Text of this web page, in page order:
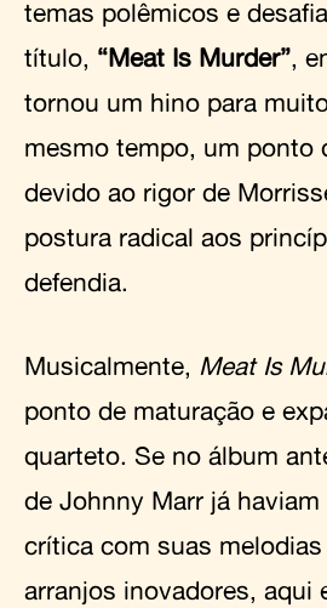
temas polêmicos e
título, “Meat Is Murder” ,
tornou um hino para
mesmo tempo, um ponto
devido ao rigor de
postura radical aos
defendia.
Musicalmente, Meat Is
ponto de maturação e
quarteto. Se no álbum
de Johnny Marr já
crítica com suas
arranjos inovadores, aqui